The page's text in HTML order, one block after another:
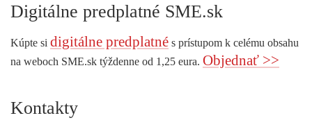
Digitálne predplatné SME.sk
Kúpte si digitálne predplatné s prístupom k celému obsahu
na weboch SME.sk týždenne od 1,25 eura. Objednať >>
Kontakty